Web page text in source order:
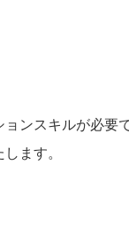
ンスキルが必要
ます。